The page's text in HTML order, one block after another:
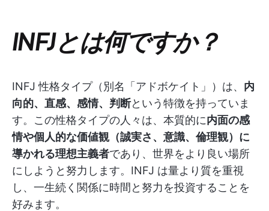
INFJとは何ですか？
INFJ 性格タイプ（別名「アドボケイト」）は、 内
向的、直感、感情、判断という特徴を持っていま
す。この性格タイプの人々は、本質的に内面の感
情や個人的な価値観（誠実さ、意識、倫理観）に
導かれる理想主義者であり、世界をより良い場所
にしようと努力します。INFJ は量より質を重視
し、一生続く関係に時間と努力を投資することを
好みます。